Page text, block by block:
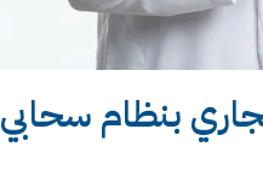
بنظام سحابي